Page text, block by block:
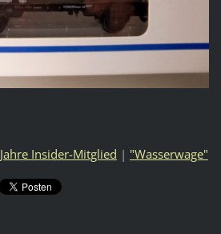
Insider-Mitglied | "Wasserwage"